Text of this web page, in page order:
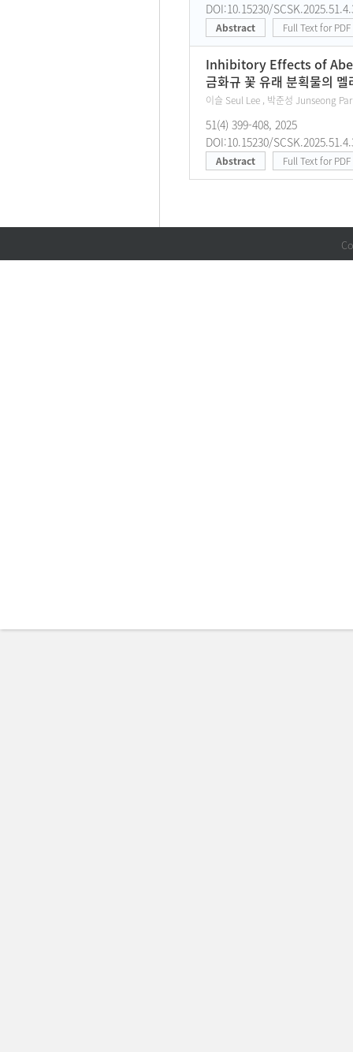
DOI:10.15230/
Abstract Full Text for PDF
Inhibitory Effects of
금화규 꽃 유래 분획물의
이슬 Seul Lee , 박준성 Junseong
51(4) 399-408, 2025
DOI:10.15230/
Abstract Full Text for PDF